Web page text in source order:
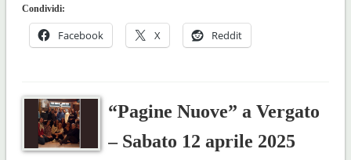
Condividi:
Facebook X Reddit
“Pagine Nuove” a Vergato
– Sabato 12 aprile 2025